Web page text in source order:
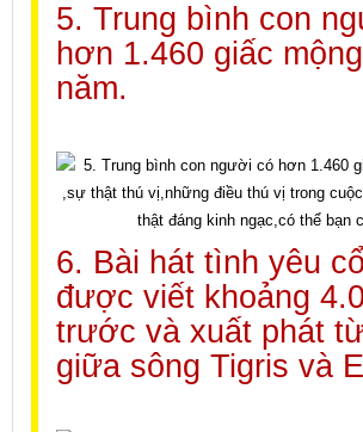
5. Trung bình con
hơn 1.460 giấc
năm.
6. Bài hát tình yêu
được viết khoảng
trước và xuất phát
giữa sông Tigris và